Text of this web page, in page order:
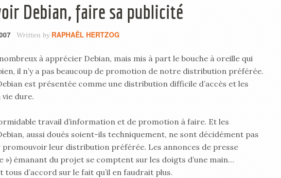
Debian, faire sa publicité
Written by RAPHAËL HERTZOG
à apprécier Debian, mais mis à part le bouche à oreille qui
il n’y a pas beaucoup de promotion de notre distribution préférée.
est présentée comme une distribution difficile d’accès et les
dure.
travail d’information et de promotion à faire. Et les
aussi doués soient-ils techniquement, ne sont décidément pas
leur distribution préférée. Les annonces de presse
») émanant du projet se comptent sur les doigts d’une main…
d’accord sur le fait qu’il en faudrait plus.